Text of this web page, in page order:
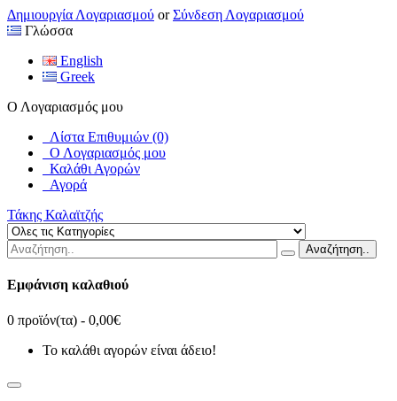
Δημιουργία Λογαριασμού orΣύνδεση Λογαριασμού
Γλώσσα
English
Greek
Ο Λογαριασμός μου
Λίστα Επιθυμιών (0)
Ο Λογαριασμός μου
Καλάθι Αγορών
Αγορά
Τάκης Καλαϊτζής
Αναζήτηση..
Εμφάνιση καλαθιού
0 προϊόν(τα) - 0,00€
Το καλάθι αγορών είναι άδειο!